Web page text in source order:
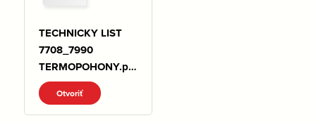
TECHNICKY LIST
7708_7990
TERMOPOHONY.pd
f
Otvoriť